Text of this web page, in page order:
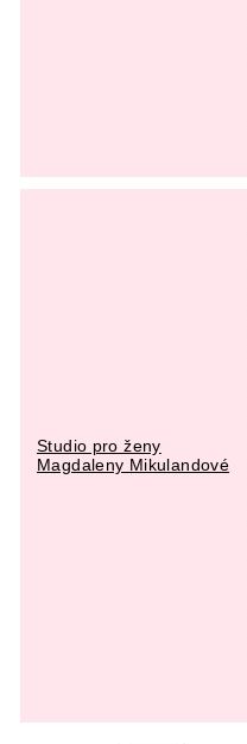
Studio pro ženy
Magdaleny Mikulandové